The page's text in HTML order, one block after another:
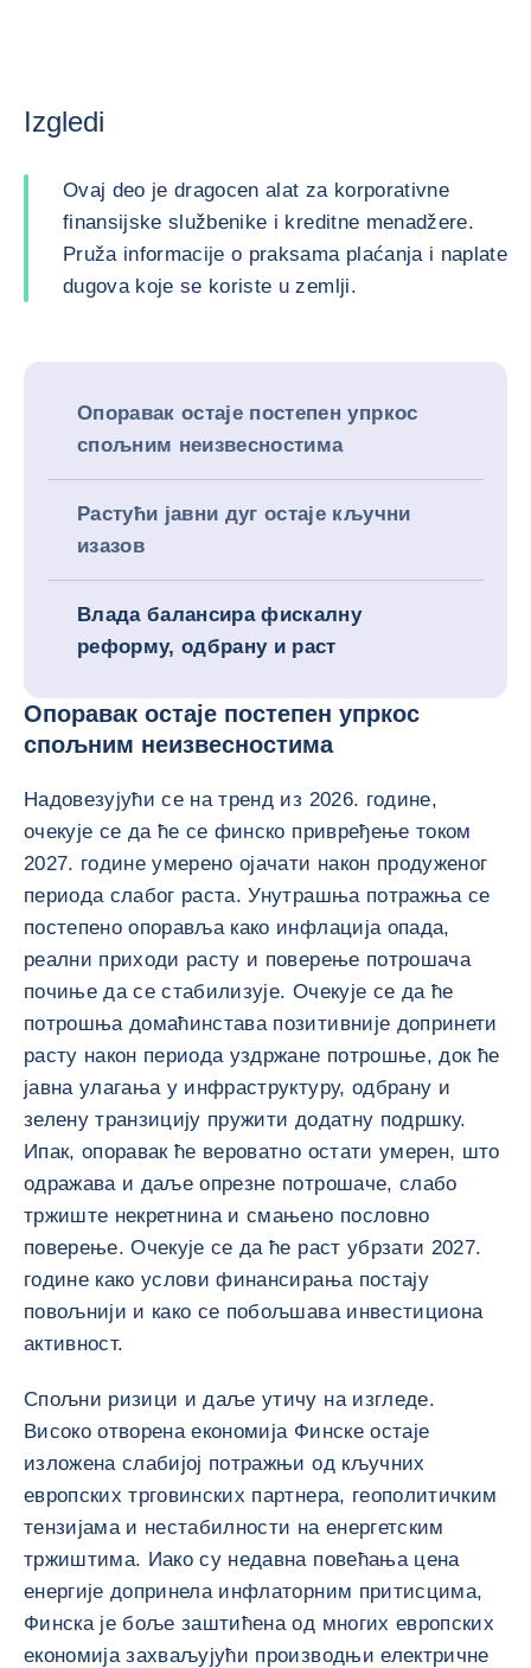
Izgledi
Ovaj deo je dragocen alat za korporativne
finansijske službenike i kreditne menadžere.
Pruža informacije o praksama plaćanja i naplate
dugova koje se koriste u zemlji.
Опоравак остаје постепен упркос
спољним неизвесностима
Растући јавни дуг остаје кључни
изазов
Влада балансира фискалну
реформу, одбрану и раст
Опоравак остаје постепен упркос
спољним неизвесностима
Надовезујући се на тренд из 2026. године,
очекује се да ће се финско привређење током
2027. године умерено ојачати након продуженог
периода слабог раста. Унутрашња потражња се
постепено опоравља како инфлација опада,
реални приходи расту и поверење потрошача
почиње да се стабилизује. Очекује се да ће
потрошња домаћинстава позитивније допринети
расту након периода уздржане потрошње, док ће
јавна улагања у инфраструктуру, одбрану и
зелену транзицију пружити додатну подршку.
Ипак, опоравак ће вероватно остати умерен, што
одражава и даље опрезне потрошаче, слабо
тржиште некретнина и смањено пословно
поверење. Очекује се да ће раст убрзати 2027.
године како услови финансирања постају
повољнији и како се побољшава инвестициона
активност.
Спољни ризици и даље утичу на изгледе.
Високо отворена економија Финске остаје
изложена слабијој потражњи од кључних
европских трговинских партнера, геополитичким
тензијама и нестабилности на енергетским
тржиштима. Иако су недавна повећања цена
енергије допринела инфлаторним притисцима,
Финска је боље заштићена од многих европских
економија захваљујући производњи електричне